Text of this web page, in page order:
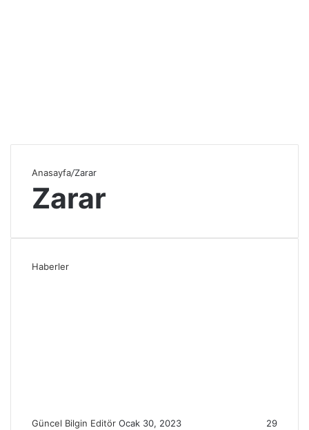
Anasayfa/Zarar
Zarar
Haberler
Güncel Bilgin Editör Ocak 30, 2023 29